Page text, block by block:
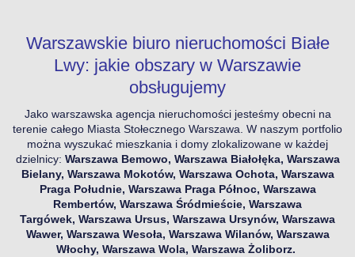
Warszawskie biuro nieruchomości Białe
Lwy: jakie obszary w Warszawie
obsługujemy
Jako warszawska agencja nieruchomości jesteśmy obecni na
terenie całego Miasta Stołecznego Warszawa. W naszym portfolio
można wyszukać mieszkania i domy zlokalizowane w każdej
dzielnicy: Warszawa Bemowo, Warszawa Białołęka, Warszawa
Bielany, Warszawa Mokotów, Warszawa Ochota, Warszawa
Praga Południe, Warszawa Praga Północ, Warszawa
Rembertów, Warszawa Śródmieście, Warszawa
Targówek, Warszawa Ursus, Warszawa Ursynów, Warszawa
Wawer, Warszawa Wesoła, Warszawa Wilanów, Warszawa
Włochy, Warszawa Wola, Warszawa Żoliborz.